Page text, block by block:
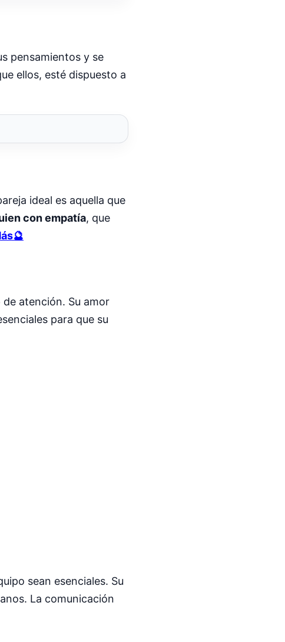
pensamientos y se
ellos, esté dispuesto a
ideal es aquella que
con empatía, que
atención. Su amor
para que su
sean esenciales. Su
La comunicación